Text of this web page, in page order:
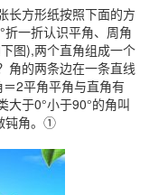
长方形纸按照下面的方
一折认识平角、周角
图),两个直角组成一个
角的两条边在一条直线
2平角平角与直角有
大于0°小于90°的角叫
钝角。①